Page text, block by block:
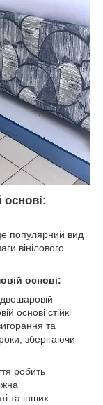
основі:
популярний вид
вінілового
основі:
основі стійкі
та
зберігаючи
робить
та інших